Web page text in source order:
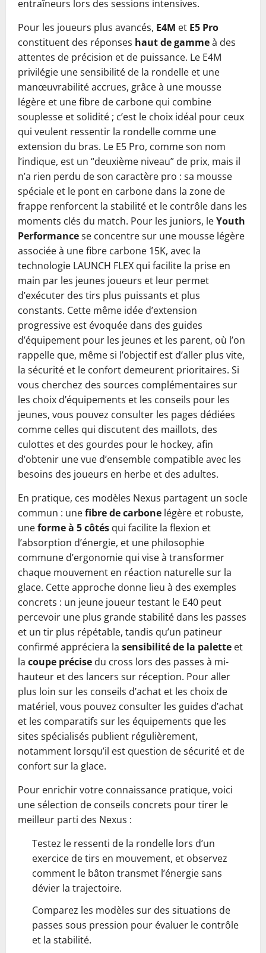
entraîneurs lors des sessions intensives.
Pour les joueurs plus avancés, E4M et E5 Pro
constituent des réponses haut de gammeà des
attentes de précision et de puissance. Le E4M
privilégie une sensibilité de la rondelle et une
manœuvrabilité accrues, grâce à une mousse
légère et une fibre de carbone qui combine
souplesse et solidité ; c’est le choix idéal pour ceux
qui veulent ressentir la rondelle comme une
extension du bras. Le E5 Pro, comme son nom
l’indique, est un “deuxième niveau” de prix, mais il
n’a rien perdu de son caractère pro : sa mousse
spéciale et le pont en carbone dans la zone de
frappe renforcent la stabilité et le contrôle dans les
moments clés du match. Pour les juniors, leYouth
Performancese concentre sur une mousse légère
associée à une fibre carbone 15K, avec la
technologie LAUNCH FLEX qui facilite la prise en
main par les jeunes joueurs et leur permet
d’exécuter des tirs plus puissants et plus
constants. Cette même idée d’extension
progressive est évoquée dans des guides
d’équipement pour les jeunes et les parent, où l’on
rappelle que, même si l’objectif est d’aller plus vite,
la sécurité et le confort demeurent prioritaires. Si
vous cherchez des sources complémentaires sur
les choix d’équipements et les conseils pour les
jeunes, vous pouvez consulter les pages dédiées
comme celles qui discutent des maillots, des
culottes et des gourdes pour le hockey, afin
d’obtenir une vue d’ensemble compatible avec les
besoins des joueurs en herbe et des adultes.
En pratique, ces modèles Nexus partagent un socle
commun : unefibre de carbone légère et robuste,
uneforme à 5 côtés qui facilite la flexion et
l’absorption d’énergie, et une philosophie
commune d’ergonomie qui vise à transformer
chaque mouvement en réaction naturelle sur la
glace. Cette approche donne lieu à des exemples
concrets : un jeune joueur testant le E40 peut
percevoir une plus grande stabilité dans les passes
et un tir plus répétable, tandis qu’un patineur
confirmé appréciera la sensibilité de la palette et
la coupe précise du cross lors des passes à mi-
hauteur et des lancers sur réception. Pour aller
plus loin sur les conseils d’achat et les choix de
matériel, vous pouvez consulter les guides d’achat
et les comparatifs sur les équipements que les
sites spécialisés publient régulièrement,
notamment lorsqu’il est question de sécurité et de
confort sur la glace.
Pour enrichir votre connaissance pratique, voici
une sélection de conseils concrets pour tirer le
meilleur parti des Nexus :
Testez le ressenti de la rondelle lors d’un
exercice de tirs en mouvement, et observez
comment le bâton transmet l’énergie sans
dévier la trajectoire.
Comparez les modèles sur des situations de
passes sous pression pour évaluer le contrôle
et la stabilité.